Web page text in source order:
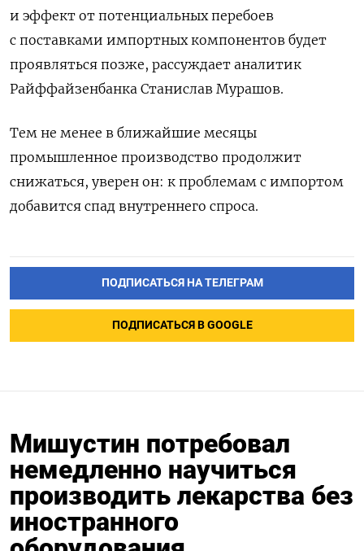
и эффект от потенциальных перебоев
с поставками импортных компонентов будет
проявляться позже, рассуждает аналитик
Райффайзенбанка Станислав Мурашов.
Тем не менее в ближайшие месяцы
промышленное производство продолжит
снижаться, уверен он: к проблемам с импортом
добавится спад внутреннего спроса.
ПОДПИСАТЬСЯ НА ТЕЛЕГРАМ
ПОДПИСАТЬСЯ В GOOGLE
Мишустин потребовал
немедленно научиться
производить лекарства без
иностранного